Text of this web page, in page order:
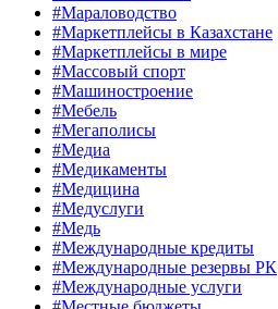
#Мараловодство
#Маркетплейсы в Казахстане
#Маркетплейсы в мире
#Массовый спорт
#Машиностроение
#Мебель
#Мегаполисы
#Медиа
#Медикаменты
#Медицина
#Медуслуги
#Медь
#Международные кредиты
#Международные резервы РК
#Международные услуги